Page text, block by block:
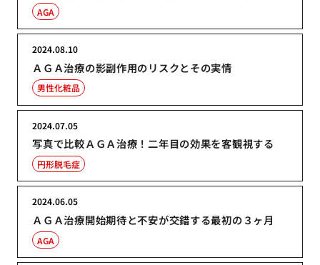
AGA
ＡＧＡ治療の影副作用のリスクとその実情
2024.08.10
男性化粧品
写真で比較ＡＧＡ治療！二年目の効果を客観視する
2024.07.05
円形脱毛症
ＡＧＡ治療開始期待と不安が交錯する最初の３ヶ月
2024.06.05
AGA